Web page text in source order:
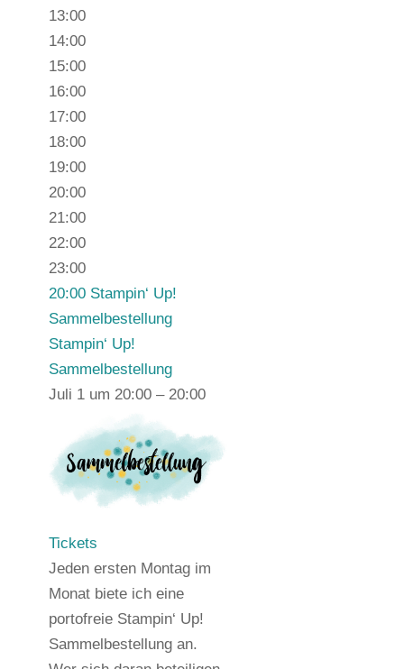
13:00
14:00
15:00
16:00
17:00
18:00
19:00
20:00
21:00
22:00
23:00
20:00 Stampin‘ Up!
Sammelbestellung
Stampin‘ Up!
Sammelbestellung
Juli 1 um 20:00 – 20:00
Tickets
Jeden ersten Montag im
Monat biete ich eine
portofreie Stampin‘ Up!
Sammelbestellung an.